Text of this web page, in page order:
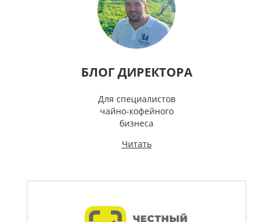
БЛОГ ДИРЕКТОРА
Для специалистов
чайно-кофейного
бизнеса
Читать